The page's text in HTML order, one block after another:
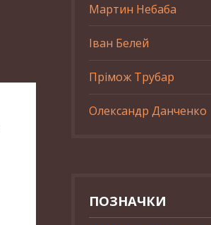
Мартин Небаба
Іван Белей
Прімож Трубар
Олександр Данченко
ПОЗНАЧКИ